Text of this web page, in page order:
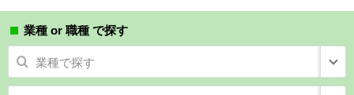
業種 or 職種 で探す
業種で探す